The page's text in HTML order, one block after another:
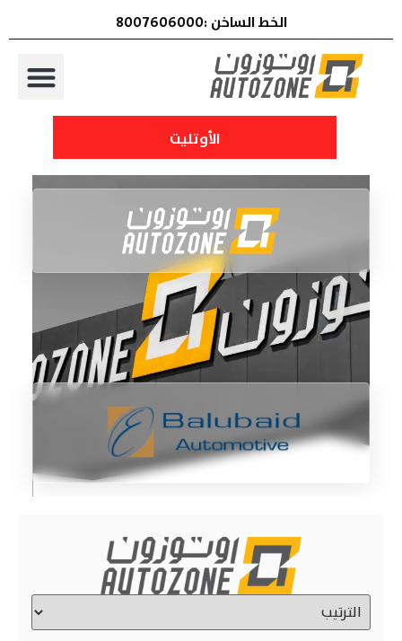
الخط الساخن :8007606000
الأوتليت